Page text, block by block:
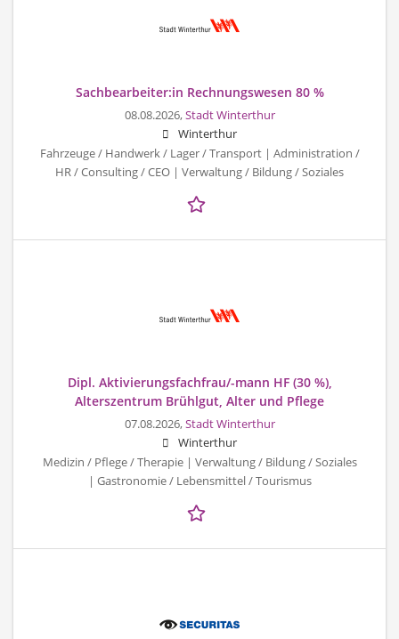
Sachbearbeiter:in Rechnungswesen 80 %
08.08.2026,Stadt Winterthur
Winterthur
Fahrzeuge / Handwerk / Lager / Transport | Administration /
HR / Consulting / CEO | Verwaltung / Bildung / Soziales
Dipl. Aktivierungsfachfrau/-mann HF (30 %),
Alterszentrum Brühlgut, Alter und Pflege
07.08.2026,Stadt Winterthur
Winterthur
Medizin / Pflege / Therapie | Verwaltung / Bildung / Soziales
| Gastronomie / Lebensmittel / Tourismus